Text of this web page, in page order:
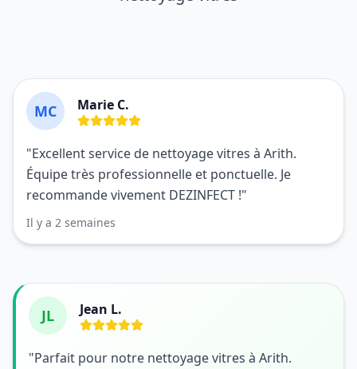
MC Marie C.
"Excellent service de nettoyage vitres à Arith.
Équipe très professionnelle et ponctuelle. Je
recommande vivement DEZINFECT !"
Il y a 2 semaines
JL Jean L.
"Parfait pour notre nettoyage vitres à Arith.